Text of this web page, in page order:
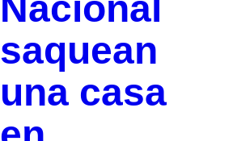
saquean
una casa